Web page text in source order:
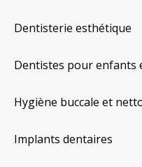
Dentisterie esthétique
Dentistes pour enfants
Hygiène buccale et
Implants dentaires